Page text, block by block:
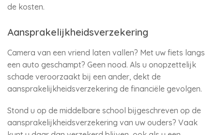
de kosten.
Aansprakelijkheidsverzekering
Camera van een vriend laten vallen? Met uw fiets langs
een auto geschampt? Geen nood. Als u onopzettelijk
schade veroorzaakt bij een ander, dekt de
aansprakelijkheidsverzekering de financiële gevolgen.
Stond u op de middelbare school bijgeschreven op de
aansprakelijkheidsverzekering van uw ouders? Vaak